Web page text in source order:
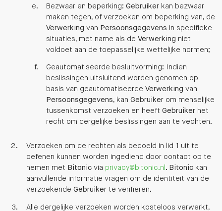
Bezwaar en beperking: Gebruiker kan bezwaar
maken tegen, of verzoeken om beperking van, de
Verwerking van Persoonsgegevens in specifieke
situaties, met name als de Verwerking niet
voldoet aan de toepasselijke wettelijke normen;
Geautomatiseerde besluitvorming: Indien
beslissingen uitsluitend worden genomen op
basis van geautomatiseerde Verwerking van
Persoonsgegevens, kan Gebruiker om menselijke
tussenkomst verzoeken en heeft Gebruiker het
recht om dergelijke beslissingen aan te vechten.
Verzoeken om de rechten als bedoeld in lid 1 uit te
oefenen kunnen worden ingediend door contact op te
nemen met Bitonicvia privacy@bitonic.nl . Bitonickan
aanvullende informatie vragen om de identiteit van de
verzoekende Gebruikerte verifiëren.
Alle dergelijke verzoeken worden kosteloos verwerkt,